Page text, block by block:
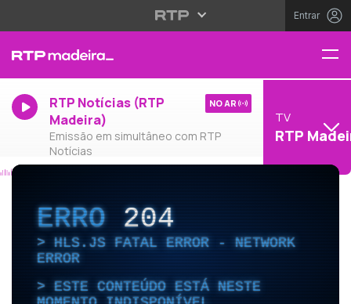
Entrar
RTP Notícias (RTP
Madeira)
Emissão em simultâneo com RTP
Notícias
NO AR
TV
RTP
ERRO204
HLS.JS FATAL ERROR - NETWORK
ERROR
ESTE CONTEÚDO ESTÁ NESTE